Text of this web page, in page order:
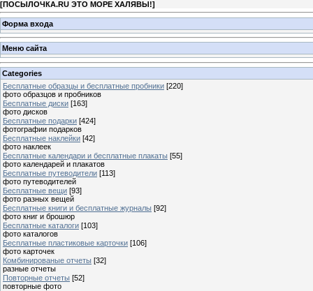
[ПОСЫЛОЧКА.RU ЭТО МОРЕ ХАЛЯВЫ!]
Форма входа
Меню сайта
Categories
Бесплатные образцы и бесплатные пробники [220]
фото образцов и пробников
Бесплатные диски [163]
фото дисков
Бесплатные подарки [424]
фотографии подарков
Бесплатные наклейки [42]
фото наклеек
Бесплатные календари и бесплатные плакаты [55]
фото календарей и плакатов
Бесплатные путеводители [113]
фото путеводителей
Бесплатные вещи [93]
фото разных вещей
Бесплатные книги и бесплатные журналы [92]
фото книг и брошюр
Бесплатные каталоги [103]
фото каталогов
Бесплатные пластиковые карточки [106]
фото карточек
Комбинированые отчеты [32]
разные отчеты
Повторные отчеты [52]
повторные фото